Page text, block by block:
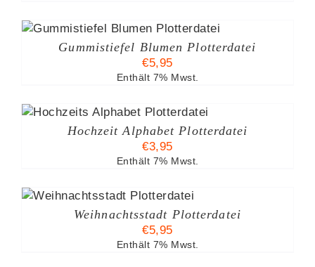
Gummistiefel Blumen Plotterdatei
€5,95
Enthält 7% Mwst.
Hochzeit Alphabet Plotterdatei
€3,95
Enthält 7% Mwst.
Weihnachtsstadt Plotterdatei
€5,95
Enthält 7% Mwst.